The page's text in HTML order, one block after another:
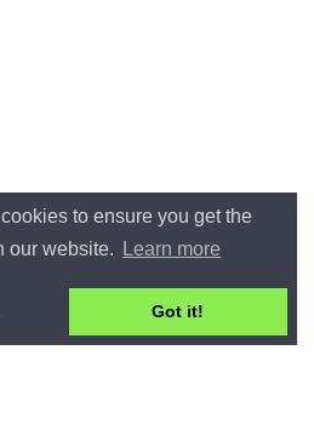
to ensure you get the
our website.
Learn more
Got it!